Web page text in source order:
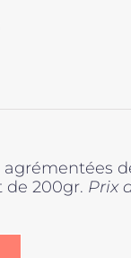
agrémentées
de 200gr. Prix